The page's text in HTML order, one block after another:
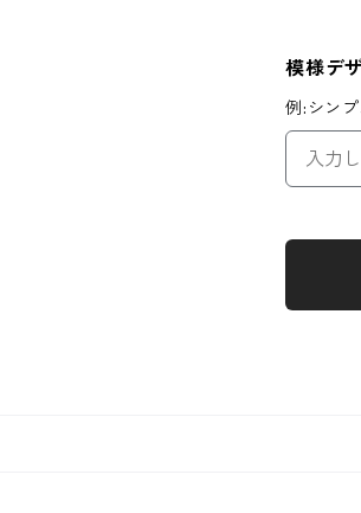
模様デ
例:シン